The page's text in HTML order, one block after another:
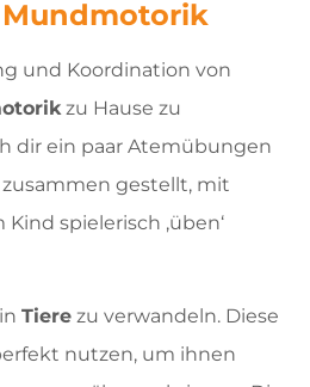
und Koordination von
zu Hause zu
dir ein paar Atemübungen
zusammen gestellt, mit
spielerisch ,üben‘
Tiere zu verwandeln. Diese
nutzen, um ihnen